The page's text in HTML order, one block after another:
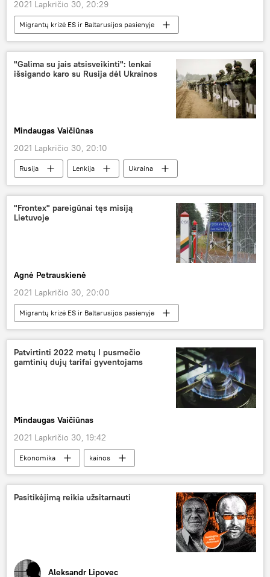
2021 Lapkričio 30, 20:29
Migrantų krizė ES ir Baltarusijos pasienyje
Pasaulyje
Baltarusija
Aleksandras Lukašenka
"Galima su jais atsisveikinti": lenkai
išsigando karo su Rusija dėl Ukrainos
Mindaugas Vaičiūnas
2021 Lapkričio 30, 20:10
Rusija Lenkija
Ukraina
karas
"Frontex" pareigūnai tęs misiją
Lietuvoje
Agnė Petrauskienė
2021 Lapkričio 30, 20:00
Migrantų krizė ES ir Baltarusijos pasienyje
Lietuva
Valstybės sienos apsaugos tarnyba (VSAT)
Patvirtinti 2022 metų I pusmečio
gamtinių dujų tarifai gyventojams
Mindaugas Vaičiūnas
2021 Lapkričio 30, 19:42
Ekonomika
kainos
Valstybinė atominės energetikos saugos inspekcija (VATESI)
Pasitikėjimą reikia užsitarnauti
Aleksandr Lipovec